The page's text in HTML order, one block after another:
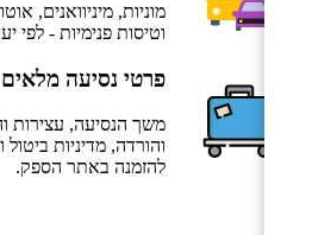
מוניות, מיניוואנים,
וטיסות פנימיות - לפי
פרטי נסיעה
משך הנסיעה, עצירות
והורדה, מדיניות
להזמנה באתר הספק.